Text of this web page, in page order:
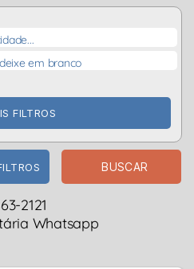
em branco
FILTROS
BUSCAR
2121
Whatsapp